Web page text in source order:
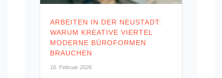
ARBEITEN IN DER NEUSTADT:
WARUM KREATIVE VIERTEL
MODERNE BÜROFORMEN
BRAUCHEN
16. Februar 2026